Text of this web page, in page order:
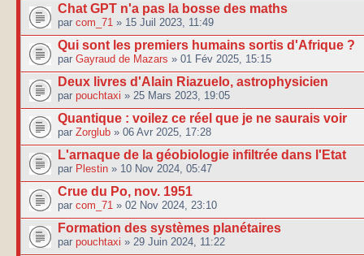
Chat GPT n'a pas la bosse des maths
par com_71 » 15 Juil 2023, 11:49
Qui sont les premiers humains sortis d'Afrique ?
par Gayraud de Mazars » 01 Fév 2025, 15:15
Deux livres d'Alain Riazuelo, astrophysicien
par pouchtaxi » 25 Mars 2023, 19:05
Quantique : voilez ce réel que je ne saurais voir
par Zorglub » 06 Avr 2025, 17:28
L'arnaque de la géobiologie infiltrée dans l'Etat
par Plestin » 10 Nov 2024, 05:47
Crue du Po, nov. 1951
par com_71 » 02 Nov 2024, 23:10
Formation des systèmes planétaires
par pouchtaxi » 29 Juin 2024, 11:22